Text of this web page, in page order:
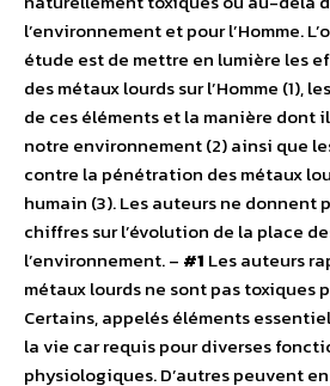
l’environnement et pour l’Homme.
étude est de mettre en lumière les
des métaux lourds sur l’Homme (1),
de ces éléments et la manière dont
notre environnement (2) ainsi que
contre la pénétration des métaux
humain (3). Les auteurs ne donnent
chiffres sur l’évolution de la place
l’environnement. – #1 Les auteurs
métaux lourds ne sont pas toxiques
Certains, appelés éléments
la vie car requis pour diverses
physiologiques. D’autres peuvent